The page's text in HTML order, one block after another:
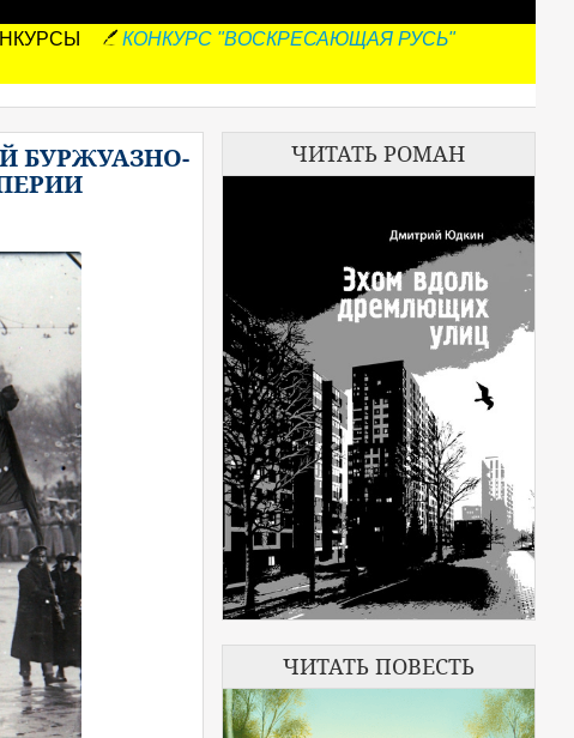
КОНКУРС "ВОСКРЕСАЮЩАЯ РУСЬ"
БУРЖУАЗНО-
ЧИТАТЬ РОМАН
ЧИТАТЬ ПОВЕСТЬ